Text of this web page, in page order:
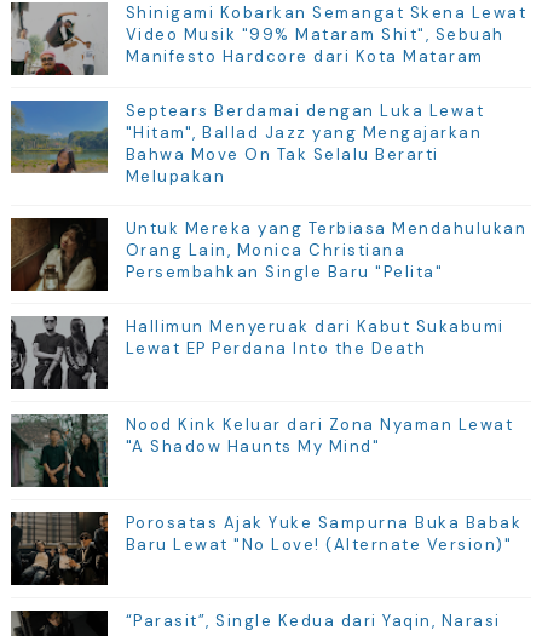
Shinigami Kobarkan Semangat Skena Lewat
Video Musik "99% Mataram Shit", Sebuah
Manifesto Hardcore dari Kota Mataram
Septears Berdamai dengan Luka Lewat
"Hitam", Ballad Jazz yang Mengajarkan
Bahwa Move On Tak Selalu Berarti
Melupakan
Untuk Mereka yang Terbiasa Mendahulukan
Orang Lain, Monica Christiana
Persembahkan Single Baru "Pelita"
Hallimun Menyeruak dari Kabut Sukabumi
Lewat EP Perdana Into the Death
Nood Kink Keluar dari Zona Nyaman Lewat
"A Shadow Haunts My Mind"
Porosatas Ajak Yuke Sampurna Buka Babak
Baru Lewat "No Love! (Alternate Version)"
“Parasit”, Single Kedua dari Yaqin, Narasi